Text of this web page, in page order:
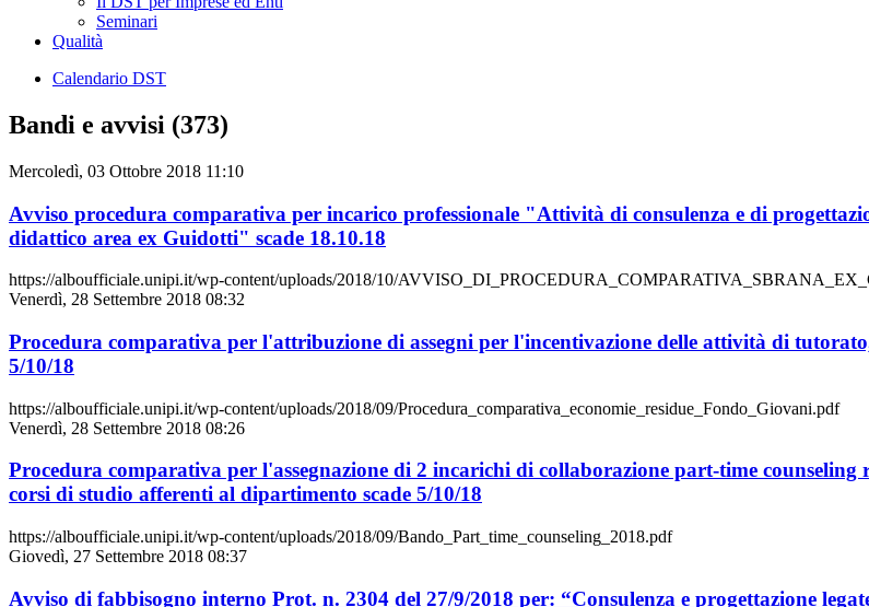
Seminari
Qualità
Calendario DST
Bandi e avvisi (373)
Mercoledì, 03 Ottobre 2018 11:10
Avviso procedura comparativa per incarico professionale "Attività di consulenza e di
didattico area ex Guidotti" scade 18.10.18
https://alboufficiale.unipi.it/wp-content/uploads/2018/10/
Venerdì, 28 Settembre 2018 08:32
Procedura comparativa per l'attribuzione di assegni per l'incentivazione delle attività di
5/10/18
https://alboufficiale.unipi.it/wp-content/uploads/2018/09/Procedura_comparativa_economie_residue_Fondo_Giovani.pdf
Venerdì, 28 Settembre 2018 08:26
Procedura comparativa per l'assegnazione di 2 incarichi di collaborazione part-time
corsi di studio afferenti al dipartimento scade 5/10/18
https://alboufficiale.unipi.it/wp-content/uploads/2018/09/Bando_Part_time_counseling_2018.pdf
Giovedì, 27 Settembre 2018 08:37
Avviso di fabbisogno interno Prot. n. 2304 del 27/9/2018 per: “Consulenza e progettazione